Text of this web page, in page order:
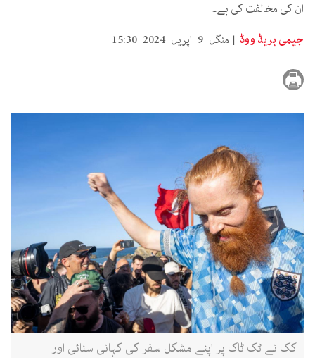
ان کی مخالفت کی ہے۔
جیمی بریڈ ووڈ
منگل 9 اپریل 2024 15:30
کک نے ٹک ٹاک پر اپنے مشکل سفر کی کہانی سنائی اور